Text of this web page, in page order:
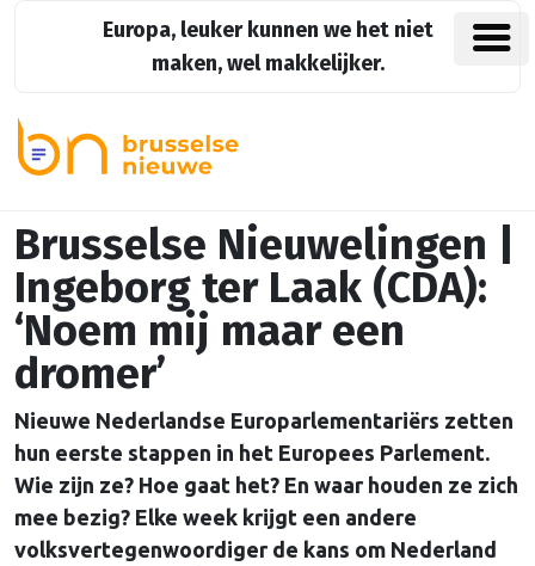
Europa, leuker kunnen we het niet
maken, wel makkelijker.
Brusselse Nieuwelingen |
Ingeborg ter Laak (CDA):
‘Noem mij maar een
dromer’
Nieuwe Nederlandse Europarlementariërs zetten
hun eerste stappen in het Europees Parlement.
Wie zijn ze? Hoe gaat het? En waar houden ze zich
mee bezig? Elke week krijgt een andere
volksvertegenwoordiger de kans om Nederland